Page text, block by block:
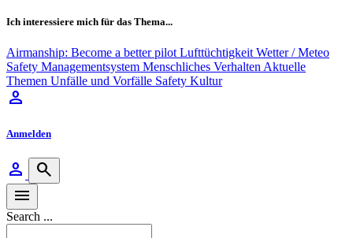
Ich interessiere mich für das Thema...
Airmanship: Become a better pilot Lufttüchtigkeit Wetter / Meteo
Safety Managementsystem Menschliches Verhalten Aktuelle
Themen Unfälle und Vorfälle Safety Kultur
person
Anmelden
person
search
menu
Search ...